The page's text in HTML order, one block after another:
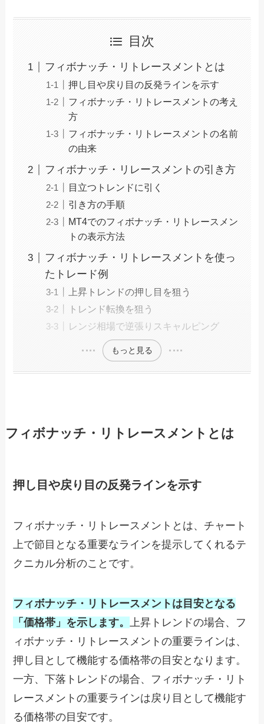
目次
フィボナッチ・リトレースメントとは
押し目や戻り目の反発ラインを示す
フィボナッチ・リトレースメントの考え
方
フィボナッチ・リトレースメントの名前
の由来
フィボナッチ・リレースメントの引き方
目立つトレンドに引く
引き方の手順
MT4でのフィボナッチ・リトレースメン
トの表示方法
フィボナッチ・リトレースメントを使っ
たトレード例
上昇トレンドの押し目を狙う
トレンド転換を狙う
レンジ相場で逆張りスキャルピング
もっと見る
フィボナッチ・リトレースメントとは
押し目や戻り目の反発ラインを示す
フィボナッチ・リトレースメントとは、チャート
上で節目となる重要なラインを提示してくれるテ
クニカル分析のことです。
フィボナッチ・リトレースメントは目安となる
「価格帯」を示します。上昇トレンドの場合、フ
ィボナッチ・リトレースメントの重要ラインは、
押し目として機能する価格帯の目安となります。
一方、下落トレンドの場合、フィボナッチ・リト
レースメントの重要ラインは戻り目として機能す
る価格帯の目安です。